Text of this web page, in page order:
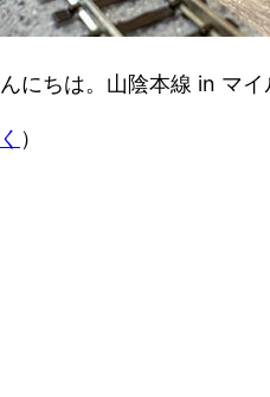
にちは。山陰本線 in マイ
）